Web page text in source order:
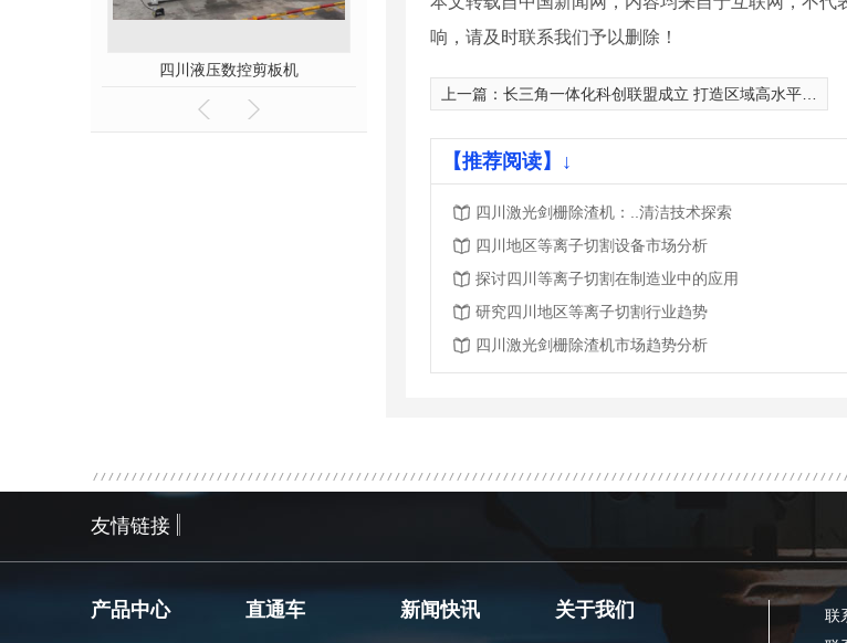
四川液压数控剪板机
响，请及时联系我们予以删除！
上一篇： 长三角一体化科创联盟成立 打造区域高水平科创共同体
【推荐阅读】↓
四川激光剑栅除渣机：..清洁技术探索
四川地区等离子切割设备市场分析
探讨四川等离子切割在制造业中的应用
研究四川地区等离子切割行业趋势
四川激光剑栅除渣机市场趋势分析
友情链接
产品中心 直通车 新闻快讯 关于我们
联